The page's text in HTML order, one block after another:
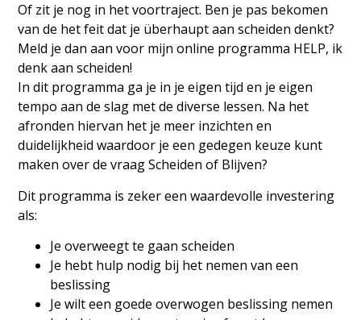
Of zit je nog in het voortraject. Ben je pas bekomen
van de het feit dat je überhaupt aan scheiden denkt?
Meld je dan aan voor mijn online programma HELP, ik
denk aan scheiden!
In dit programma ga je in je eigen tijd en je eigen
tempo aan de slag met de diverse lessen. Na het
afronden hiervan het je meer inzichten en
duidelijkheid waardoor je een gedegen keuze kunt
maken over de vraag Scheiden of Blijven?
Dit programma is zeker een waardevolle investering
als:
Je overweegt te gaan scheiden
Je hebt hulp nodig bij het nemen van een
beslissing
Je wilt een goede overwogen beslissing nemen